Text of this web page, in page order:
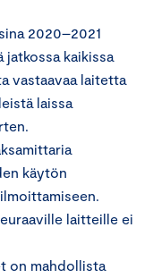
2020–2021
kaikissa
vastaavaa laitetta
laissa
käytön
laitteille ei
on mahdollista